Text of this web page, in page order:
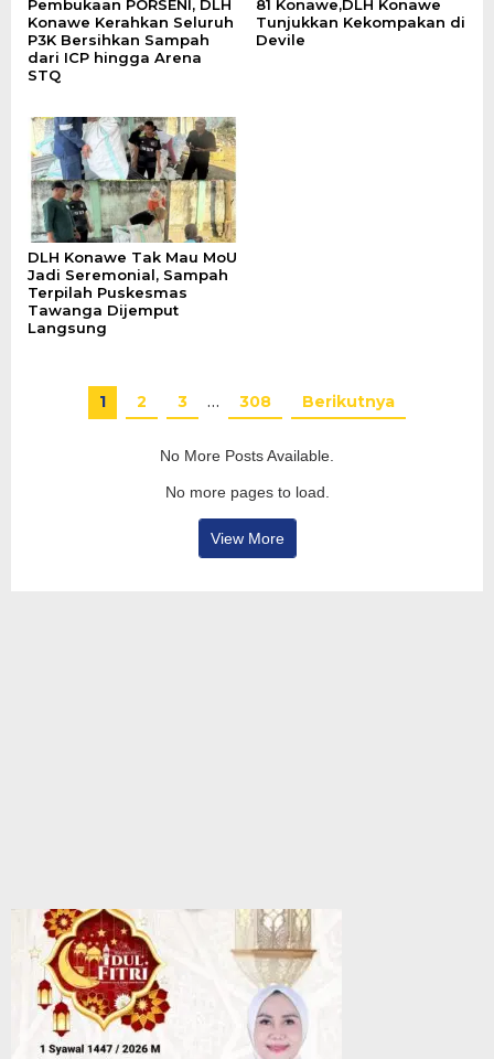
Pembukaan PORSENI, DLH
Konawe Kerahkan Seluruh
P3K Bersihkan Sampah
dari ICP hingga Arena
STQ
81 Konawe,DLH Konawe
Tunjukkan Kekompakan di
Devile
DLH Konawe Tak Mau MoU
Jadi Seremonial, Sampah
Terpilah Puskesmas
Tawanga Dijemput
Langsung
1 2 3 … 308 Berikutnya
No More Posts Available.
No more pages to load.
View More